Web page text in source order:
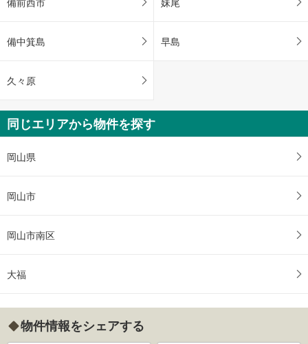
備中箕島 早島
久々原
同じエリアから物件を探す
岡山県
岡山市
岡山市南区
大福
物件情報をシェアする